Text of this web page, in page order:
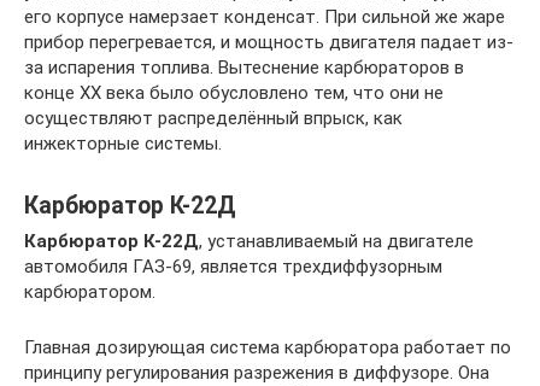
его корпусе намерзает конденсат. При сильной же жаре
прибор перегревается, и мощность двигателя падает из-
за испарения топлива. Вытеснение карбюраторов в
конце XX века было обусловлено тем, что они не
осуществляют распределённый впрыск, как
инжекторные системы.
Карбюратор К-22Д
Карбюратор К-22Д, устанавливаемый на двигателе
автомобиля ГАЗ-69, является трехдиффузорным
карбюратором.
Главная дозирующая система карбюратора работает по
принципу регулирования разрежения в диффузоре. Она